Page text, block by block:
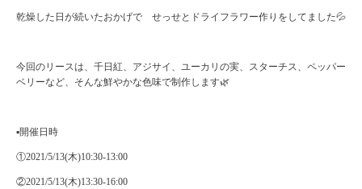
乾燥した日が続いたおかげで せっせとドライフラワー作りをしてました💦
今回のリースは、千日紅、アジサイ、ユーカリの実、スターチス、ペッパー
ベリーなど、そんな鮮やかな色味で制作します🌿
▪️開催日時
①2021/5/13(木)10:30-13:00
②2021/5/13(木)13:30-16:00